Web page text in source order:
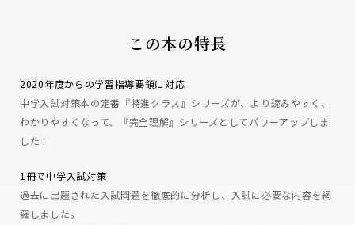
この本の特長
2020年度からの学習指導要領に対応
中学入試対策本の定番『特進クラス』シリーズが、より読みやすく、
わかりやすくなって、『完全理解』シリーズとしてパワーアップしま
した！
1冊で中学入試対策
過去に出題された入試問題を徹底的に分析し、入試に必要な内容を網
羅しました。